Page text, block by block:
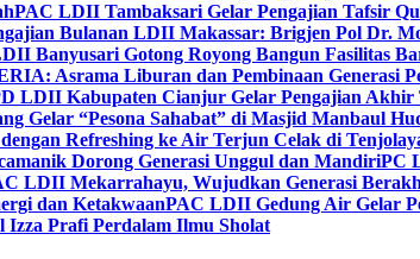
PAC LDII Tambaksari Gelar Pengajian Tafsir
Bulanan LDII Makassar: Brigjen Pol Dr.
Banyusari Gotong Royong Bangun Fasilitas
Asrama Liburan dan Pembinaan Generasi
LDII Kabupaten Cianjur Gelar Pengajian Akhir
Gelar “Pesona Sahabat” di Masjid Manbaul
Refreshing ke Air Terjun Celak di
Dorong Generasi Unggul dan MandiriPC
LDII Mekarrahayu, Wujudkan Generasi
dan KetakwaanPAC LDII Gedung Air Gelar
Prafi Perdalam Ilmu Sholat